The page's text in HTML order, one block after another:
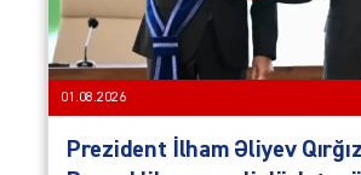
01.08.2026
Prezident İlham Əliyev Qırğız